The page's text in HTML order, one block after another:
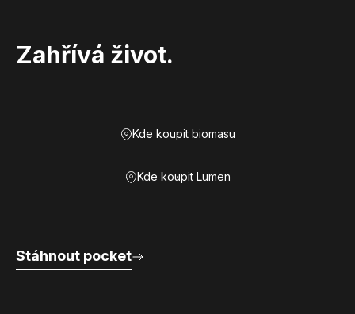
Zahřívá život.
Kde koupit biomasu
Kde koupit Lumen
Stáhnout pocket